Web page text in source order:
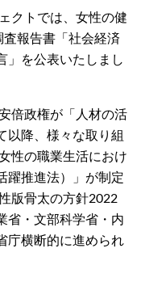
クトでは、女性の健
報告書「社会経済
」を公表いたしまし
倍政権が「人材の活
以降、様々な取り組
性の職業生活におけ
躍推進法）」が制定
版骨太の方針2022
省・文部科学省・内
庁横断的に進められ